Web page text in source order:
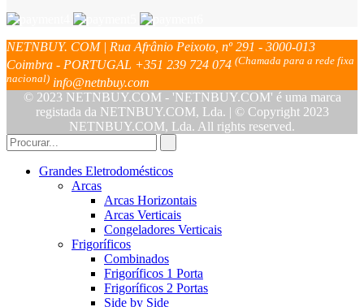
NETNBUY. COM | Rua Afrânio Peixoto, nº 291 - 3000-013
Coimbra - PORTUGAL +351 239 724 074 (Chamada para a rede fixa
nacional) info@netnbuy.com
© 2023 NETNBUY.COM - 'NETNBUY.COM' é uma marca
registada da NETNBUY.COM, Lda. | © Copyright 2023
NETNBUY.COM, Lda. All rights reserved.
Grandes Eletrodomésticos
Arcas
Arcas Horizontais
Arcas Verticais
Congeladores Verticais
Frigoríficos
Combinados
Frigoríficos 1 Porta
Frigoríficos 2 Portas
Side by Side